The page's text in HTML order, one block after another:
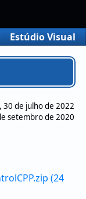
Estúdio Visual
30 de julho de 2022
setembro de 2020
(24